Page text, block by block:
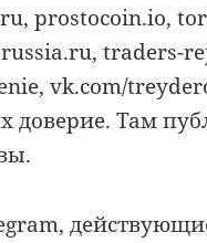
prostocoin.io,
traders-
vk.com/
доверие. Там